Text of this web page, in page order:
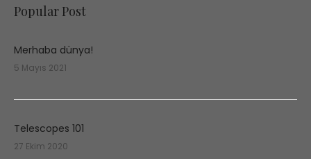
Popular Post
Merhaba dünya!
5 Mayıs 2021
Telescopes 101
27 Ekim 2020